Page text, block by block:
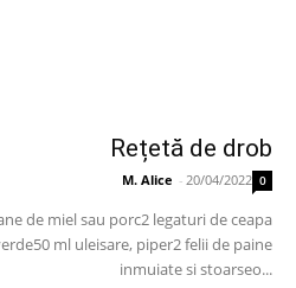
Rețetă de drob
M. Alice - 20/04/2022 0
de miel sau porc2 legaturi de ceapa
ml uleisare, piper2 felii de paine
inmuiate si stoarseo...